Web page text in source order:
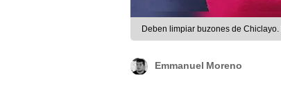
Deben limpiar buzones de
Emmanuel Moreno